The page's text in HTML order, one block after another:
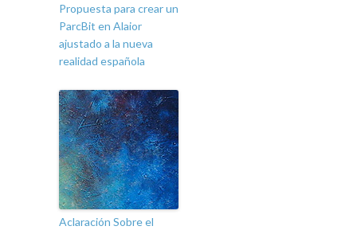
Propuesta para crear un
ParcBit en Alaior
ajustado a la nueva
realidad española
Aclaración Sobre el